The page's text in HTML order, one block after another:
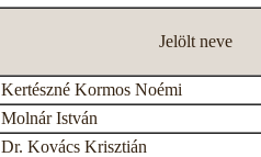
Jelölt neve
Kertészné Kormos Noémi
Molnár István
Dr. Kovács Krisztián